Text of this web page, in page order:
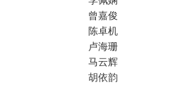
曾嘉俊
陈卓机
卢海珊
马云辉
胡依韵